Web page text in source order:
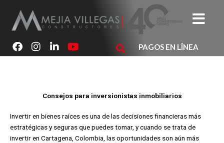
contenido
F
a
k
I
n
a
m
L
i
d
n
Y
o
b
PAGOS EN LÍNEA
Consejos para inversionistas inmobiliarios
Invertir en bienes raíces es una de las decisiones financieras más
estratégicas y seguras que puedes tomar, y cuando se trata de
invertir en Cartagena, Colombia, las oportunidades son aún más